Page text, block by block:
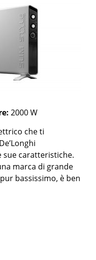
2000 W
che ti
sue caratteristiche.
marca di grande
bassissimo, è ben